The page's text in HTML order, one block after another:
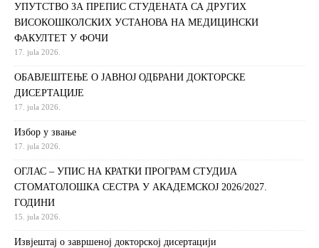
УПУТСТВО ЗА ПРЕПИС СТУДЕНАТА СА ДРУГИХ
ВИСОКОШКОЛСКИХ УСТАНОВА НА МЕДИЦИНСКИ
ФАКУЛТЕТ У ФОЧИ
17. jula 2026.
ОБАВЈЕШТЕЊЕ О ЈАВНОЈ ОДБРАНИ ДОКТОРСКЕ
ДИСЕРТАЦИЈЕ
17. jula 2026.
Избор у звање
17. jula 2026.
ОГЛАС – УПИС НА КРАТКИ ПРОГРАМ СТУДИЈА
СТОМАТОЛОШКА СЕСТРА У АКАДЕМСКОЈ 2026/2027.
ГОДИНИ
15. jula 2026.
Извjeштaj o зaвршeнoj дoктoрскoj дисeртaциjи